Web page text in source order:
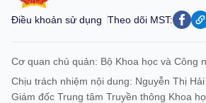
Điều khoản sử dụng Theo dõi MST:
Cơ quan chủ quản: Bộ Khoa học và Công
Chịu trách nhiệm nội dung: Nguyễn Thị
Giám đốc Trung tâm Truyền thông Khoa